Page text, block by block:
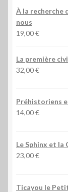
À la recherche
nous
19,00€
La première
32,00€
Préhistoriens
14,00€
Le Sphinx et la
23,00€
Ticayou le